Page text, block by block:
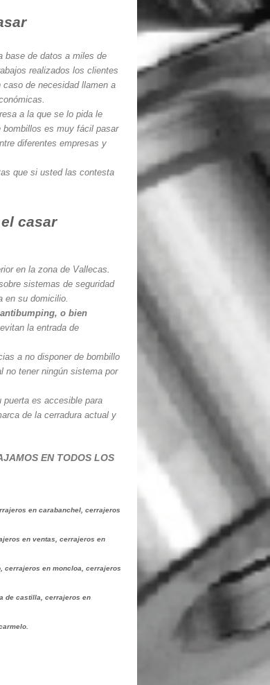
base de datos a miles de
realizados los clientes
de necesidad llamen a
a la que se lo pida le
bombillos es muy fácil pasar
diferentes empresas y
que si usted las contesta
casar
en la zona de Vallecas.
sistemas de seguridad
en su domicilio.
o bien
la entrada de
a no disponer de bombillo
no tener ningún sistema por
es accesible para
de la cerradura actual y
EN TODOS LOS
en carabanchel, cerrajeros
en ventas, cerrajeros en
cerrajeros en moncloa, cerrajeros
de castilla, cerrajeros en